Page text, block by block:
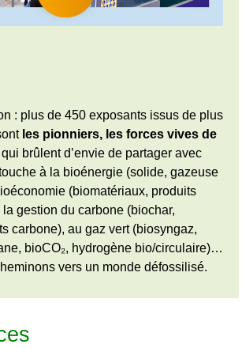
: plus de 450 exposants issus de plus
les pionniers, les forces vives de
qui brûlent d’envie de partager avec
à la bioénergie (solide, gazeuse
(biomatériaux, produits
gestion du carbone (biochar,
carbone), au gaz vert (biosyngaz,
bioCO₂, hydrogène bio/circulaire)…
vers un monde défossilisé.